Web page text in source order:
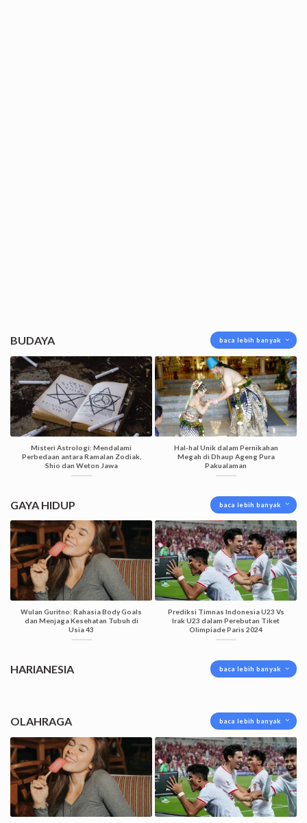
BUDAYA baca lebih banyak
Misteri Astrologi: Mendalami
Perbedaan antara Ramalan Zodiak,
Shio dan Weton Jawa
Hal-hal Unik dalam Pernikahan
Megah di Dhaup Ageng Pura
Pakualaman
GAYA HIDUP baca lebih banyak
Wulan Guritno: Rahasia Body Goals
dan Menjaga Kesehatan Tubuh di
Usia 43
Prediksi Timnas Indonesia U23 Vs
Irak U23 dalam Perebutan Tiket
Olimpiade Paris 2024
HARIANESIA baca lebih banyak
OLAHRAGA baca lebih banyak